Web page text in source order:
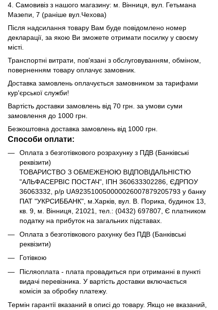
4. Самовивіз з нашого магазину: м. Вінниця, вул. Гетьмана
Мазепи, 7 (раніше вул.Чехова)
Після надсилання товару Вам буде повідомлено номер
декларації, за якою Ви зможете отримати посилку у своєму
місті.
Транспортні витрати, пов'язані з обслуговуванням, обміном,
поверненням товару оплачує замовник.
Доставка замовлень оплачується замовником за тарифами
кур'єрської служби!
Вартість доставки замовлень від 70 грн. за умови суми
замовлення до 1000 грн.
Безкоштовна доставка замовлень від 1000 грн.
Способи оплати:
Оплата з безготівкового розрахунку з ПДВ (Банківські
реквізити)
ТОВАРИСТВО З ОБМЕЖЕНОЮ ВІДПОВІДАЛЬНІСТЮ
"АЛЬФАСЕРВІС ПОСТАЧ", ІПН 360633302286, ЄДРПОУ
36063332, р/р UA923510050000026007879205793 у банку
ПАТ "УКРСИББАНК", м.Харків, вул. В. Порика, будинок 13,
кв. 9, м. Вінниця, 21021, тел.: (0432) 697807, Є платником
податку на прибуток на загальних підставах.
Оплата з безготівкового рахунку без ПДВ (Банківські
реквізити)
Готівкою
Післяоплата - плата провадиться при отриманні в пункті
видачі перевізника. У вартість доставки включається
комісія за обробку платежу.
Термін гарантії вказаний в описі до товару. Якщо не вказаний,